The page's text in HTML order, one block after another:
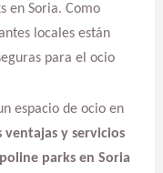
en Soria. Como
locales están
para el ocio
espacio de ocio en
ventajas y servicios
parks en Soria